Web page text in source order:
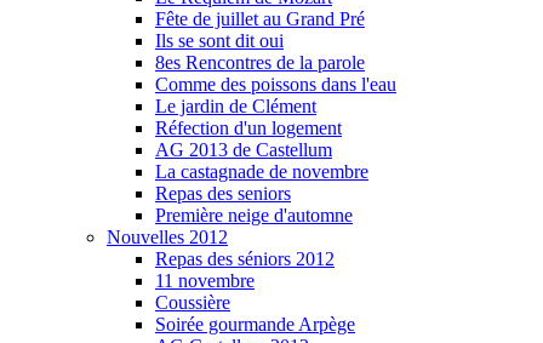
Fête de juillet au Grand Pré
Ils se sont dit oui
8es Rencontres de la parole
Comme des poissons dans l'eau
Le jardin de Clément
Réfection d'un logement
AG 2013 de Castellum
La castagnade de novembre
Repas des seniors
Première neige d'automne
Nouvelles 2012
Repas des séniors 2012
11 novembre
Coussière
Soirée gourmande Arpège